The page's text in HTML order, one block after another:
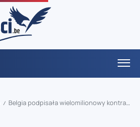
/ Belgia podpisała wielomilionowy kontrakt ze światowym liderem neutralizacji dronów